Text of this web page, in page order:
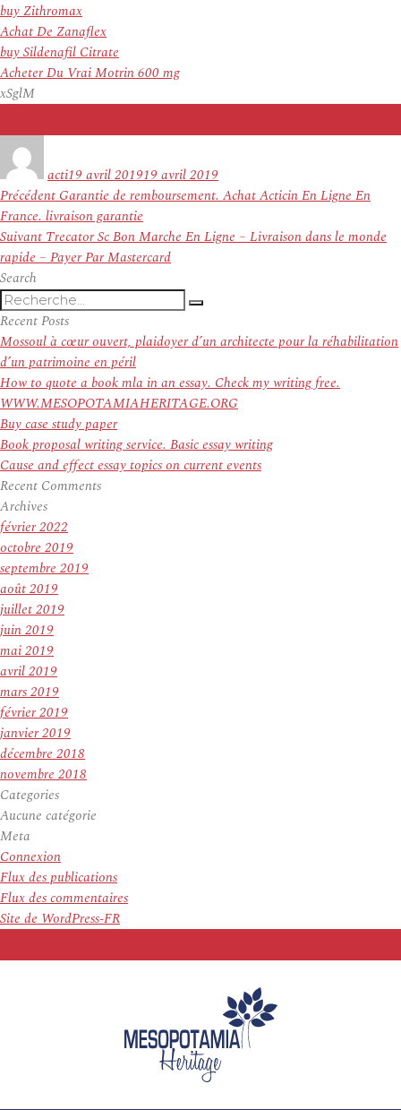
buy Zithromax
Achat De Zanaflex
buy Sildenafil Citrate
Acheter Du Vrai Motrin 600 mg
xSglM
actile
19 avril 201919 avril 2019
Navigation
de
l’article
Précédent Article
précédent :
Garantie de remboursement. Achat Acticin En Ligne En
France. livraison garantie
Suivant Article
suivant :
Trecator Sc Bon Marche En Ligne – Livraison dans le monde
rapide – Payer Par Mastercard
Search
Recherche
pour
:
Recherche
Recent Posts
Mossoul à cœur ouvert, plaidoyer d’un architecte pour la réhabilitation
d’un patrimoine en péril
How to quote a book mla in an essay. Check my writing free.
WWW.MESOPOTAMIAHERITAGE.ORG
Buy case study paper
Book proposal writing service. Basic essay writing
Cause and effect essay topics on current events
Recent Comments
Archives
février 2022
octobre 2019
septembre 2019
août 2019
juillet 2019
juin 2019
mai 2019
avril 2019
mars 2019
février 2019
janvier 2019
décembre 2018
novembre 2018
Categories
Aucune catégorie
Meta
Connexion
Flux des publications
Flux des commentaires
Site de WordPress-FR